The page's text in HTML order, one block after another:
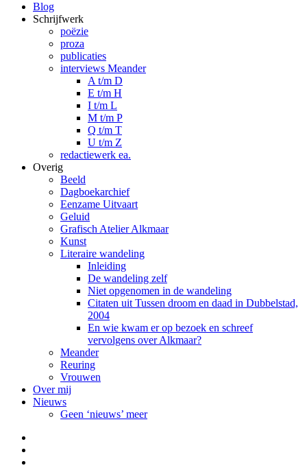
Blog
Schrijfwerk
poëzie
proza
publicaties
interviews Meander
A t/m D
E t/m H
I t/m L
M t/m P
Q t/m T
U t/m Z
redactiewerk ea.
Overig
Beeld
Dagboekarchief
Eenzame Uitvaart
Geluid
Grafisch Atelier Alkmaar
Kunst
Literaire wandeling
Inleiding
De wandeling zelf
Niet opgenomen in de wandeling
Citaten uit Tussen droom en daad in Dubbelstad,
2004
En wie kwam er op bezoek en schreef
vervolgens over Alkmaar?
Meander
Reuring
Vrouwen
Over mij
Nieuws
Geen ‘nieuws’ meer